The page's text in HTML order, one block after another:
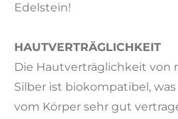
Edelstein!
HAUTVERTRÄGLICHKEIT
Die Hautverträglichkeit von
Silber ist biokompatibel,
vom Körper sehr gut